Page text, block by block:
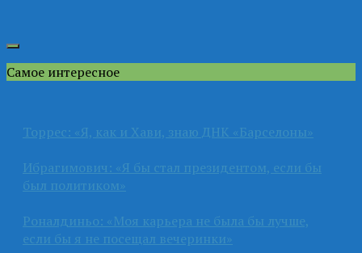
Самое интересное
Торрес: «Я, как и Хави, знаю ДНК «Барселоны»
Ибрагимович: «Я бы стал президентом, если бы
был политиком»
Роналдиньо: «Моя карьера не была бы лучше,
если бы я не посещал вечеринки»